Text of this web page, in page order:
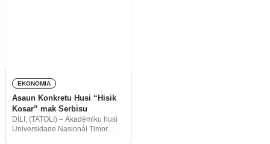
EKONOMIA
Asaun Konkretu Husi “Hisik
Kosar” mak Serbisu
DILI, (TATOLI) – Akadémiku husi
Universidade Nasionál Timor